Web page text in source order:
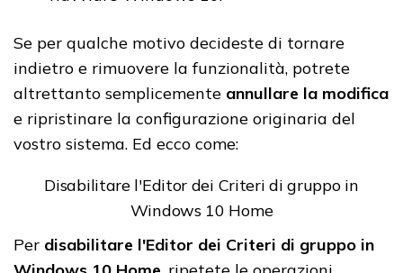
Se per qualche motivo decideste di tornare
indietro e rimuovere la funzionalità, potrete
altrettanto semplicemente annullare la modifica
e ripristinare la configurazione originaria del
vostro sistema. Ed ecco come:
Disabilitare l'Editor dei Criteri di gruppo in
Windows 10 Home
Per disabilitare l'Editor dei Criteri di gruppo in